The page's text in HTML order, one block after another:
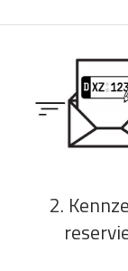
2.